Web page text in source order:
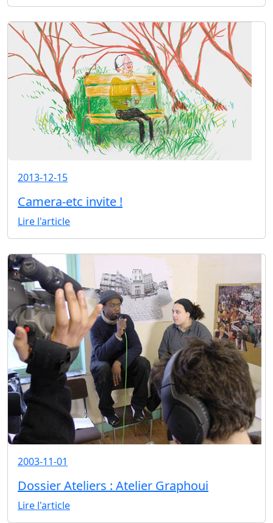
2013-12-15
Camera-etc invite !
Lire l'article
2003-11-01
Dossier Ateliers : Atelier Graphoui
Lire l'article